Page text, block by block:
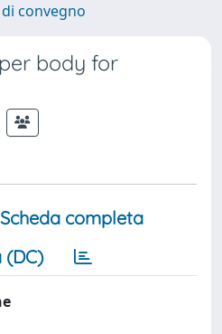
convegno
body for
Scheda completa
(DC)